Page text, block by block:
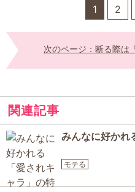
1 2
次のページ：断る際は
関連記事
みんなに好かれ
モテる